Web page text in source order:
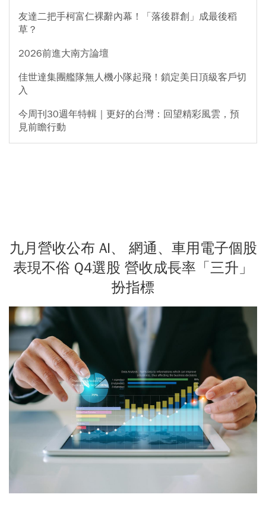
友達二把手柯富仁裸辭內幕！「落後群創」成最後稻
草？
2026前進大南方論壇
佳世達集團艦隊無人機小隊起飛！鎖定美日頂級客戶切
入
今周刊30週年特輯｜更好的台灣：回望精彩風雲，預
見前瞻行動
九月營收公布 AI、 網通、車用電子個股
表現不俗 Q4選股 營收成長率「三升」
扮指標